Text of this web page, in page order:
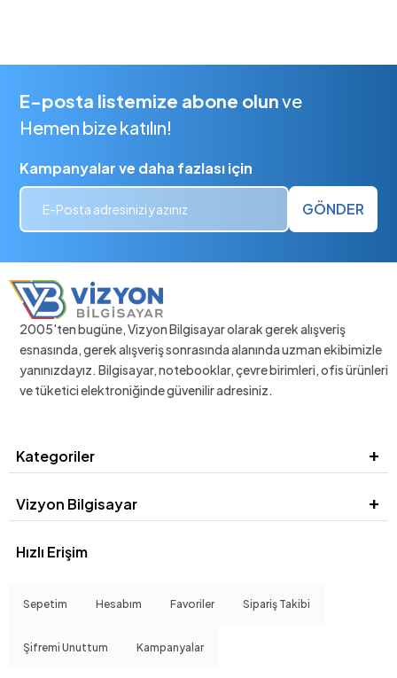
E-posta listemize abone olunve
Hemen bize katılın!
Kampanyalar ve daha fazlası için
GÖNDER
2005'ten bugüne, Vizyon Bilgisayar olarak gerek alışveriş
esnasında, gerek alışveriş sonrasında alanında uzman ekibimizle
yanınızdayız. Bilgisayar, notebooklar, çevre birimleri, ofis ürünleri
ve tüketici elektroniğinde güvenilir adresiniz.
Kategoriler
Vizyon Bilgisayar
Hızlı Erişim
Sepetim Hesabım Favoriler Sipariş Takibi
Şifremi Unuttum Kampanyalar